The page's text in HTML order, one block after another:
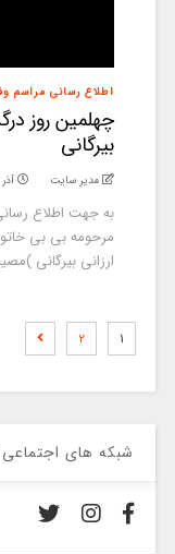
اطلاع رسانی مراسم
چهلمین روز
بیرگانی
مدیر سایت آذر ۱۹, ۱۳۹۹
به جهت اطلاع
مرحومه بی بی
ارزانی بیرگانی
۱ ۲
شبکه های اجتماعی www.shehni.ir